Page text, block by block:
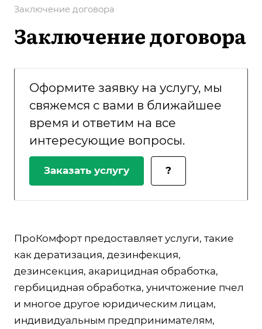
Заключение договора
Заключение договора
Оформите заявку на услугу, мы
свяжемся с вами в ближайшее
время и ответим на все
интересующие вопросы.
Заказать услугу ?
ПроКомфорт предоставляет услуги, такие
как дератизация, дезинфекция,
дезинсекция, акарицидная обработка,
гербицидная обработка, уничтожение пчел
и многое другое юридическим лицам,
индивидуальным предпринимателям,